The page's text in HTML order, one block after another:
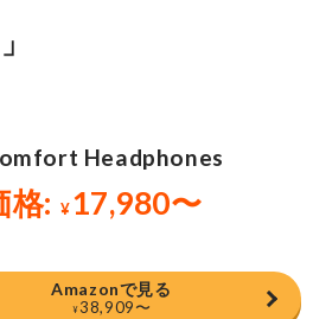
Amazonで見る
¥38,909〜